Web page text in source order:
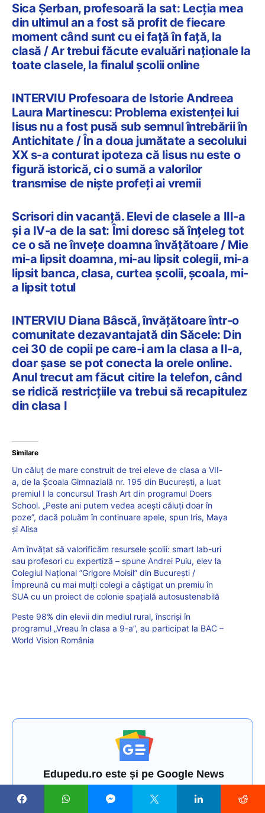
Sica Șerban, profesoară la sat: Lecția mea
din ultimul an a fost să profit de fiecare
moment când sunt cu ei față în față, la
clasă / Ar trebui făcute evaluări naționale la
toate clasele, la finalul școlii online
INTERVIU Profesoara de Istorie Andreea
Laura Martinescu: Problema existenței lui
Iisus nu a fost pusă sub semnul întrebării în
Antichitate / În a doua jumătate a secolului
XX s-a conturat ipoteza că Iisus nu este o
figură istorică, ci o sumă a valorilor
transmise de niște profeți ai vremii
Scrisori din vacanță. Elevi de clasele a III-a
și a IV-a de la sat: Îmi doresc să înțeleg tot
ce o să ne învețe doamna învățătoare / Mie
mi-a lipsit doamna, mi-au lipsit colegii, mi-a
lipsit banca, clasa, curtea școlii, școala, mi-
a lipsit totul
INTERVIU Diana Bâscă, învățătoare într-o
comunitate dezavantajată din Săcele: Din
cei 30 de copii pe care-i am la clasa a II-a,
doar șase se pot conecta la orele online.
Anul trecut am făcut citire la telefon, când
se ridică restricțiile va trebui să recapitulez
din clasa I
Similare
Un căluț de mare construit de trei eleve de clasa a VII-
a, de la Școala Gimnazială nr. 195 din București, a luat
premiul I la concursul Trash Art din programul Doers
School. „Peste ani putem vedea acești căluți doar în
poze”, dacă poluăm în continuare apele, spun Iris, Maya
și Alisa
Am învățat să valorificăm resursele școlii: smart lab-uri
sau profesori cu expertiză – spune Andrei Puiu, elev la
Colegiul Naţional ”Grigore Moisil” din Bucureşti /
Împreună cu mai mulți colegi a câștigat un premiu în
SUA cu un proiect de colonie spaţială autosustenabilă
Peste 98% din elevii din mediul rural, înscriși în
programul „Vreau în clasa a 9-a”, au participat la BAC –
World Vision România
Edupedu.ro este și pe Google News
ABONEAZĂ-TE